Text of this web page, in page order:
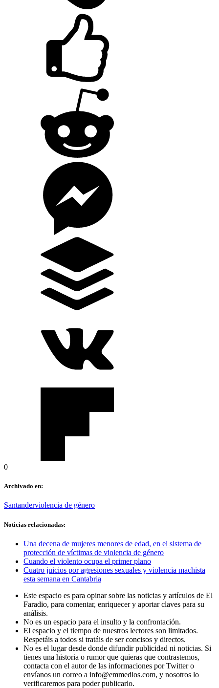
0
Archivado en:
Santanderviolencia de género
Noticias relacionadas:
Una decena de mujeres menores de edad, en el sistema de
protección de víctimas de violencia de género
Cuando el violento ocupa el primer plano
Cuatro juicios por agresiones sexuales y violencia machista
esta semana en Cantabria
Este espacio es para opinar sobre las noticias y artículos de El
Faradio, para comentar, enriquecer y aportar claves para su
análisis.
No es un espacio para el insulto y la confrontación.
El espacio y el tiempo de nuestros lectores son limitados.
Respetáis a todos si tratáis de ser concisos y directos.
No es el lugar desde donde difundir publicidad ni noticias. Si
tienes una historia o rumor que quieras que contrastemos,
contacta con el autor de las informaciones por Twitter o
envíanos un correo a info@emmedios.com, y nosotros lo
verificaremos para poder publicarlo.